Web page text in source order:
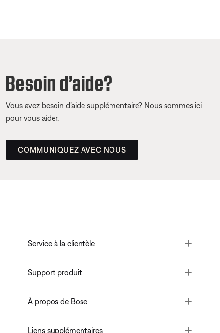
Besoin d’aide?
Vous avez besoin d’aide supplémentaire? Nous sommes ici
pour vous aider.
COMMUNIQUEZ AVEC NOUS
Service à la clientèle Toggle
Support produit Toggle
À propos de Bose Toggle
Liens supplémentaires Toggle